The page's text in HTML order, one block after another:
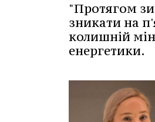
"Протягом
зникати на
колишній
енергетики.